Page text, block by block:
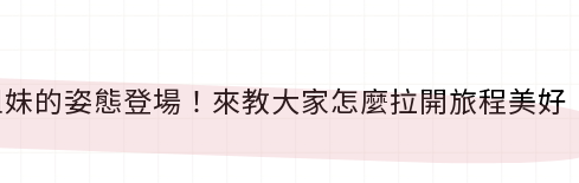
的姿態登場！來教大家怎麼拉開旅程美好